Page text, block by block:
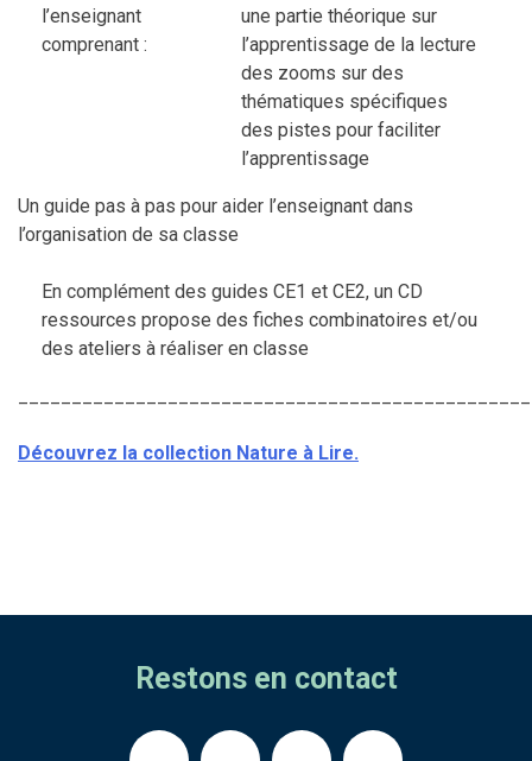
l’enseignant
comprenant :
une partie théorique sur
l’apprentissage de la lecture
des zooms sur des
thématiques spécifiques
des pistes pour faciliter
l’apprentissage
Un guide pas à pas pour aider l’enseignant dans
l’organisation de sa classe
En complément des guides CE1 et CE2, un CD
ressources propose des fiches combinatoires et/ou
des ateliers à réaliser en classe
Découvrez la collection Nature à Lire.
Restons en contact